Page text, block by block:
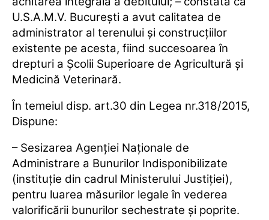
U.S.A.M.V. Bucureşti a avut calitatea de
administrator al terenului şi construcţiilor
existente pe acesta, fiind succesoarea în
drepturi a Şcolii Superioare de Agricultură şi
Medicină Veterinară.
În temeiul disp. art.30 din Legea nr.318/2015,
Dispune:
– Sesizarea Agenţiei Naţionale de
Administrare a Bunurilor Indisponibilizate
(instituţie din cadrul Ministerului Justiţiei),
pentru luarea măsurilor legale în vederea
valorificării bunurilor sechestrate şi poprite.